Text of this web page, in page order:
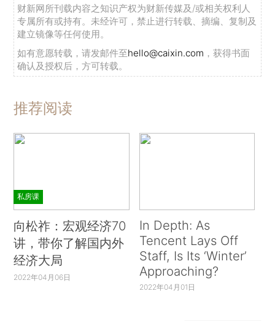
财新网所刊载内容之知识产权为财新传媒及/或相关权利人
专属所有或持有。未经许可，禁止进行转载、摘编、复制及
建立镜像等任何使用。
如有意愿转载，请发邮件至hello@caixin.com ，获得书面
确认及授权后，方可转载。
推荐阅读
私房课
向松祚：宏观经济70
讲，带你了解国内外
经济大局
2022年04月06日
In Depth: As
Tencent Lays Off
Staff, Is Its ‘Winter’
Approaching?
2022年04月01日